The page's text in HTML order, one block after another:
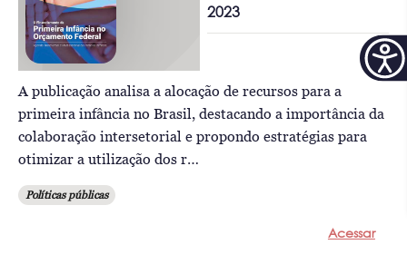
2023
A publicação analisa a alocação de recursos para a
primeira infância no Brasil, destacando a importância da
colaboração intersetorial e propondo estratégias para
otimizar a utilização dos r…
Políticas públicas
Acessar